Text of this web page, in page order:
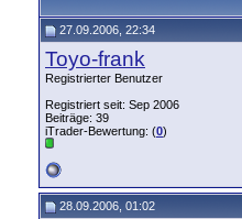
27.09.2006, 22:34
Toyo-frank
Registrierter Benutzer
Registriert seit: Sep 2006
Beiträge: 39
iTrader-Bewertung: (0)
28.09.2006, 01:02